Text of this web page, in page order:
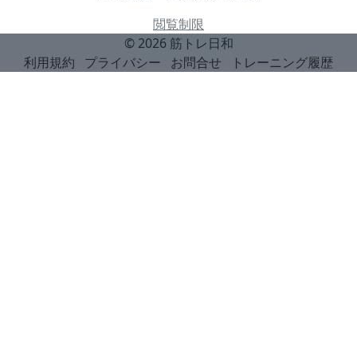
閲覧制限
© 2026 筋トレ日和
利用規約
プライバシー お問合せ トレーニング履歴